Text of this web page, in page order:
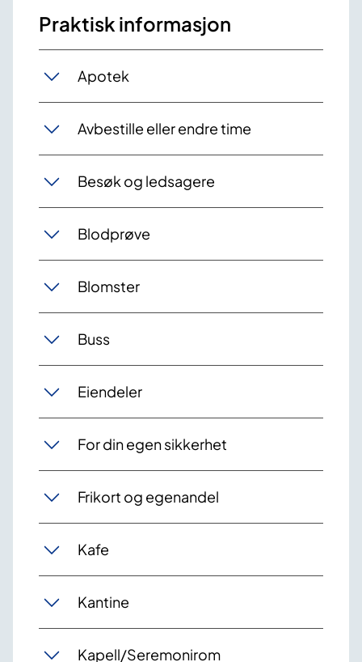
Praktisk informasjon
Apotek
Avbestille eller endre time
Besøk og ledsagere
Blodprøve
Blomster
Buss
Eiendeler
For din egen sikkerhet
Frikort og egenandel
Kafe
Kantine
Kapell/Seremonirom